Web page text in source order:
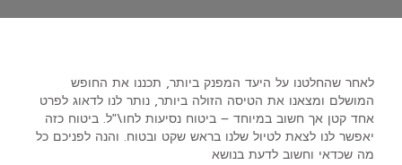
לאחר שהחלטנו על היעד המפנק ביותר, תכננו את החופש
המושלם ומצאנו את הטיסה הזולה ביותר, נותר לנו לדאוג לפרט
אחד קטן אך חשוב במיוחד – ביטוח נסיעות לחו\"ל. ביטוח כזה
יאפשר לנו לצאת לטיול שלנו בראש שקט ובטוח. והנה לפניכם כל
מה שכדאי וחשוב לדעת בנושא